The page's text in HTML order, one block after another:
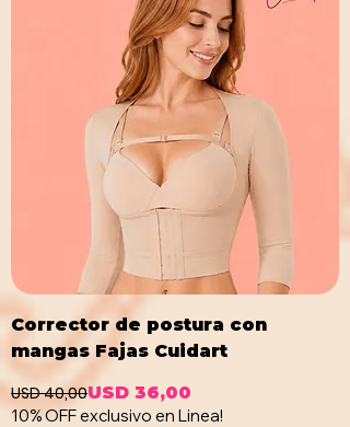
Corrector de postura con
mangas Fajas Cuidart
Precio
USD 40,00
Precio de oferta
USD 36,00
10% OFF exclusivo en Linea!